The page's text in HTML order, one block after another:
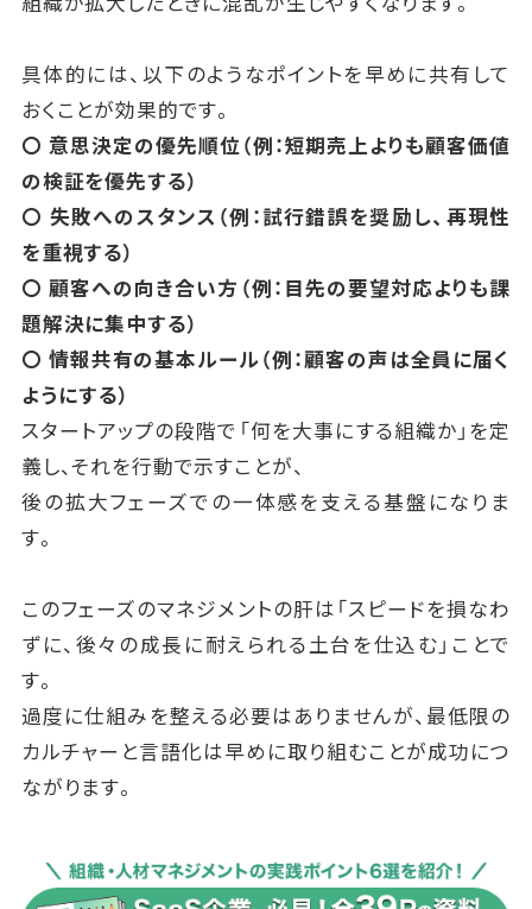
具体的には、以下のようなポイントを早めに共有して
おくことが効果的です。
〇 意思決定の優先順位（例：短期売上よりも顧客価値
の検証を優先する）
〇 失敗へのスタンス（例：試行錯誤を奨励し、再現性
を重視する）
〇 顧客への向き合い方（例：目先の要望対応よりも課
題解決に集中する）
〇 情報共有の基本ルール（例：顧客の声は全員に届く
ようにする）
スタートアップの段階で「何を大事にする組織か」を定
義し、それを行動で示すことが、
後の拡大フェーズでの一体感を支える基盤になりま
す。
このフェーズのマネジメントの肝は「スピードを損なわ
ずに、後々の成長に耐えられる土台を仕込む」ことで
す。
過度に仕組みを整える必要はありませんが、最低限の
カルチャーと言語化は早めに取り組むことが成功につ
ながります。